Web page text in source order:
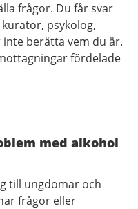
frågor. Du får svar
psykolog,
berätta vem du är.
fördelade
med alkohol
till ungdomar och
frågor eller